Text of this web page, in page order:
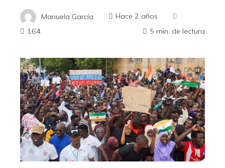
Manuela García
Hace 2 años
164
5 min. de lectura